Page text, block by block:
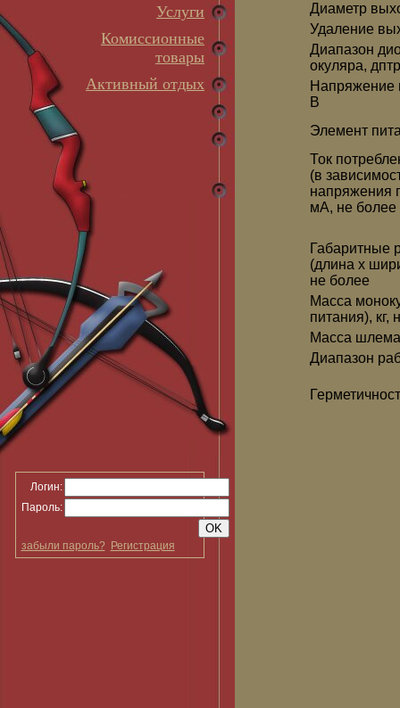
Услуги
Комиссионные
товары
Активный отдых
Логин:
Пароль:
забыли пароль? Регистрация
Диаметр
Удаление
Диапазон
окуляра,
Напряжение
В
Элемент
Ток
(в
напряжения
мА, не более
Габаритные
(длина x
не более
Масса
питания), кг,
Масса шлема
Диапазон